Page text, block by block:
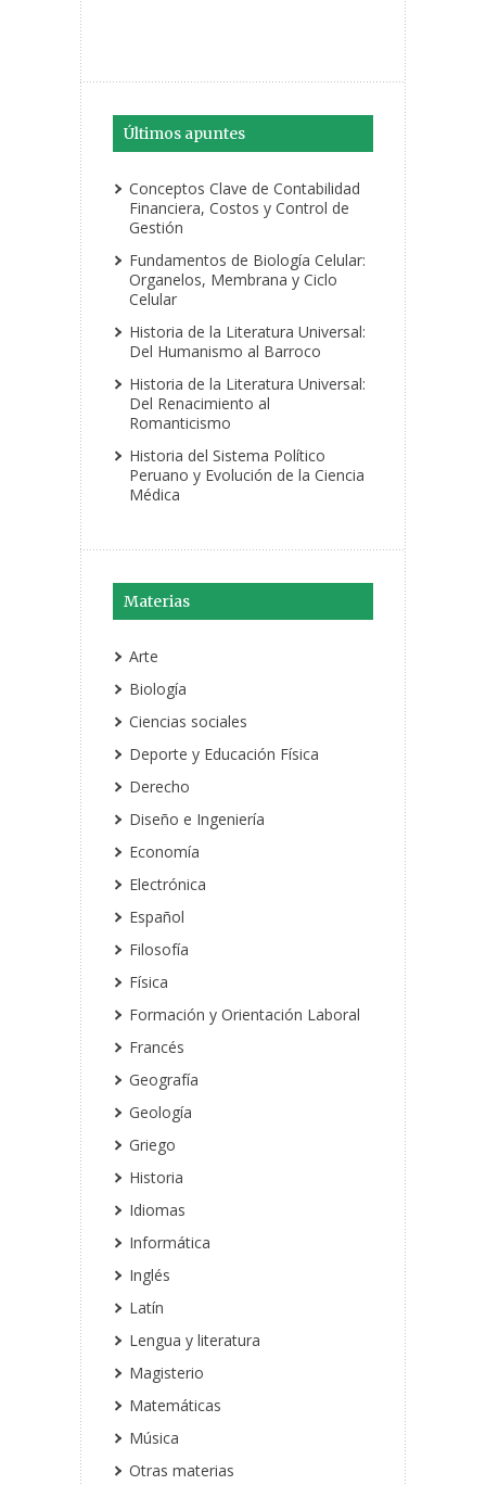
Últimos apuntes
Conceptos Clave de Contabilidad
Financiera, Costos y Control de
Gestión
Fundamentos de Biología Celular:
Organelos, Membrana y Ciclo
Celular
Historia de la Literatura Universal:
Del Humanismo al Barroco
Historia de la Literatura Universal:
Del Renacimiento al
Romanticismo
Historia del Sistema Político
Peruano y Evolución de la Ciencia
Médica
Materias
Arte
Biología
Ciencias sociales
Deporte y Educación Física
Derecho
Diseño e Ingeniería
Economía
Electrónica
Español
Filosofía
Física
Formación y Orientación Laboral
Francés
Geografía
Geología
Griego
Historia
Idiomas
Informática
Inglés
Latín
Lengua y literatura
Magisterio
Matemáticas
Música
Otras materias